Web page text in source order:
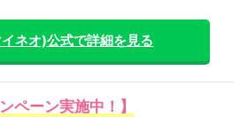
ネオ)公式で詳細を見る
ペーン実施中！】